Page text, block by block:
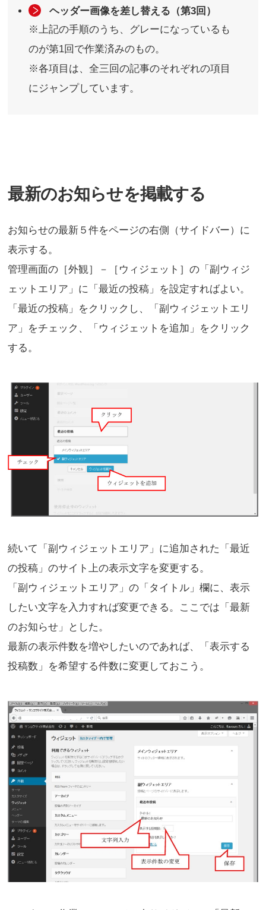
ヘッダー画像を差し替える（第3回）
※上記の手順のうち、グレーになっているも
のが第1回で作業済みのもの。
※各項目は、全三回の記事のそれぞれの項目
にジャンプしています。
最新のお知らせを掲載する
お知らせの最新５件をページの右側（サイドバー）に
表示する。
管理画面の［外観］－［ウィジェット］の「副ウィジ
ェットエリア」に「最近の投稿」を設定すればよい。
「最近の投稿」をクリックし、「副ウィジェットエリ
ア」をチェック、「ウィジェットを追加」をクリック
する。
続いて「副ウィジェットエリア」に追加された「最近
の投稿」のサイト上の表示文字を変更する。
「副ウィジェットエリア」の「タイトル」欄に、表示
したい文字を入力すれば変更できる。ここでは「最新
のお知らせ」とした。
最新の表示件数を増やしたいのであれば、「表示する
投稿数」を希望する件数に変更しておこう。